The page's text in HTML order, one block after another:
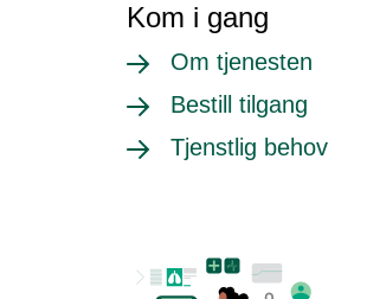
Kom i gang
Om tjenesten
Bestill tilgang
Tjenstlig behov